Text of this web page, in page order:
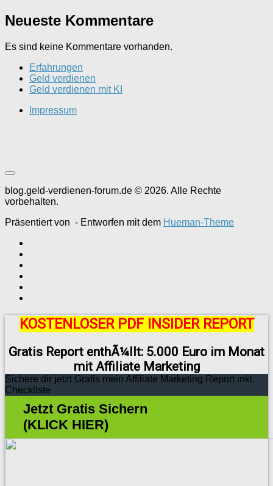
Neueste Kommentare
Es sind keine Kommentare vorhanden.
Erfahrungen
Geld verdienen
Geld verdienen mit KI
Impressum
blog.geld-verdienen-forum.de © 2026. Alle Rechte
vorbehalten.
Präsentiert von - Entworfen mit dem Hueman-Theme
KOSTENLOSER PDF INSIDER REPORT
Gratis Report enthÃ¼llt: 5.000 Euro im Monat
mit Affiliate Marketing
Sichere dir jetzt Gratis mein Affiliate Marketing Report inkl.
Checkliste
Jetzt Gratis Sichern
(KLICK HIER)